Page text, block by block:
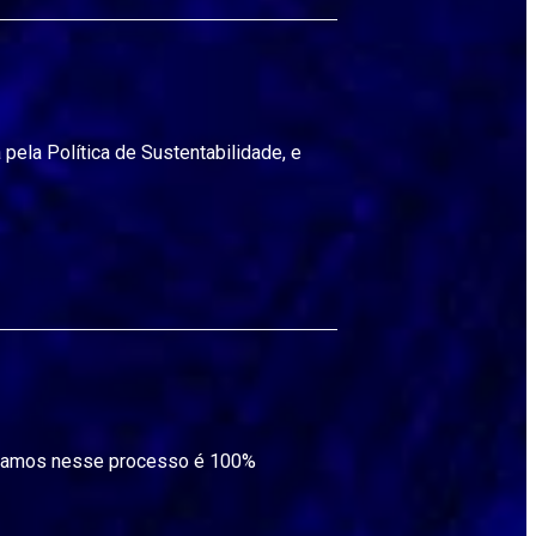
Política de Sustentabilidade, e
nesse processo é 100%